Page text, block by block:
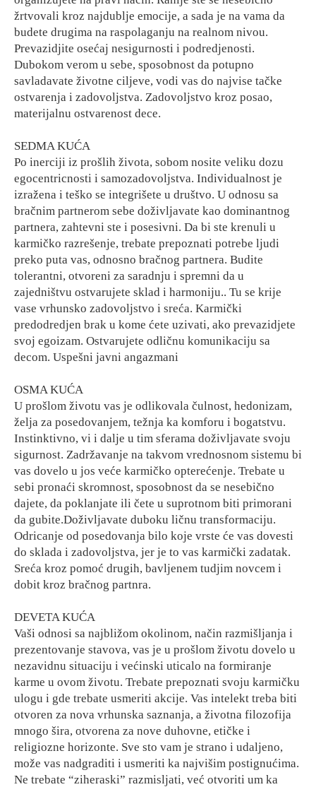
žrtvovali kroz najdublje emocije, a sada je na vama da
budete drugima na raspolaganju na realnom nivou.
Prevazidjite osećaj nesigurnosti i podredjenosti.
Dubokom verom u sebe, sposobnost da potupno
savladavate životne ciljeve, vodi vas do najvise tačke
ostvarenja i zadovoljstva. Zadovoljstvo kroz posao,
materijalnu ostvarenost dece.
SEDMA KUĆA
Po inerciji iz prošlih života, sobom nosite veliku dozu
egocentricnosti i samozadovoljstva. Individualnost je
izražena i teško se integrišete u društvo. U odnosu sa
bračnim partnerom sebe doživljavate kao dominantnog
partnera, zahtevni ste i posesivni. Da bi ste krenuli u
karmičko razrešenje, trebate prepoznati potrebe ljudi
preko puta vas, odnosno bračnog partnera. Budite
tolerantni, otvoreni za saradnju i spremni da u
zajedništvu ostvarujete sklad i harmoniju.. Tu se krije
vase vrhunsko zadovoljstvo i sreća. Karmički
predodredjen brak u kome ćete uzivati, ako prevazidjete
svoj egoizam. Ostvarujete odličnu komunikaciju sa
decom. Uspešni javni angazmani
OSMA KUĆA
U prošlom životu vas je odlikovala čulnost, hedonizam,
želja za posedovanjem, težnja ka komforu i bogatstvu.
Instinktivno, vi i dalje u tim sferama doživljavate svoju
sigurnost. Zadržavanje na takvom vrednosnom sistemu bi
vas dovelo u jos veće karmičko opterećenje. Trebate u
sebi pronaći skromnost, sposobnost da se nesebično
dajete, da poklanjate ili čete u suprotnom biti primorani
da gubite.Doživljavate duboku ličnu transformaciju.
Odricanje od posedovanja bilo koje vrste će vas dovesti
do sklada i zadovoljstva, jer je to vas karmički zadatak.
Sreća kroz pomoć drugih, bavljenem tudjim novcem i
dobit kroz bračnog partnra.
DEVETA KUĆA
Vaši odnosi sa najbližom okolinom, način razmišljanja i
prezentovanje stavova, vas je u prošlom životu dovelo u
nezavidnu situaciju i većinski uticalo na formiranje
karme u ovom životu. Trebate prepoznati svoju karmičku
ulogu i gde trebate usmeriti akcije. Vas intelekt treba biti
otvoren za nova vrhunska saznanja, a životna filozofija
mnogo šira, otvorena za nove duhovne, etičke i
religiozne horizonte. Sve sto vam je strano i udaljeno,
može vas nadgraditi i usmeriti ka najvišim postignućima.
Ne trebate “ziheraski” razmisljati, već otvoriti um ka